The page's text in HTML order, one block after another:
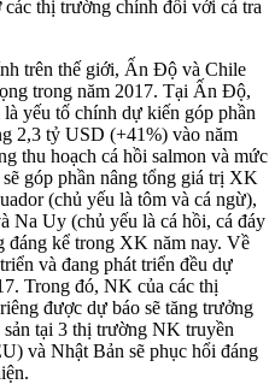
thị trường chính đối với cá tra
trên thế giới, Ấn Độ và Chile
trong năm 2017. Tại Ấn Độ,
yếu tố chính dự kiến ​​góp phần
2,3 tỷ USD (+41%) vào năm
thu hoạch cá hồi salmon và mức
góp phần nâng tổng giá trị XK
(chủ yếu là tôm và cá ngừ),
Na Uy (chủ yếu là cá hồi, cá đáy
đáng kể trong XK năm nay. Về
và đang phát triển đều dự
Trong đó, NK của các thị
được dự báo sẽ tăng trưởng
tại 3 thị trường NK truyền
và Nhật Bản sẽ phục hổi đáng